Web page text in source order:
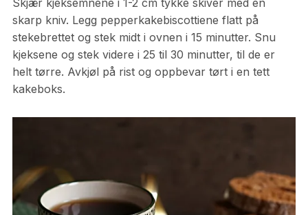
Skjær kjeksemnene i 1-2 cm tykke skiver med en
skarp kniv. Legg pepperkakebiscottiene flatt på
stekebrettet og stek midt i ovnen i 15 minutter. Snu
kjeksene og stek videre i 25 til 30 minutter, til de er
helt tørre. Avkjøl på rist og oppbevar tørt i en tett
kakeboks.